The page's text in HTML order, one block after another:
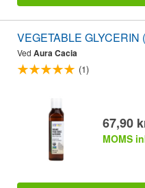
VEGETABLE GLYCERIN
Ved Aura Cacia
(1)
67,90
MOMS